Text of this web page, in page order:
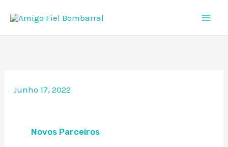
Junho 17, 2022
Novos Parceiros